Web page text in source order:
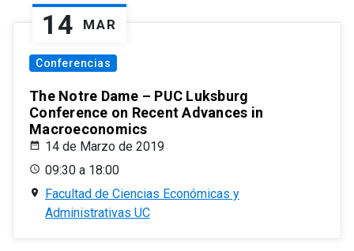
14 MAR
Conferencias
The Notre Dame – PUC Luksburg
Conference on Recent Advances in
Macroeconomics
14 de Marzo de 2019
09:30 a 18:00
Facultad de Ciencias Económicas y
Administrativas UC